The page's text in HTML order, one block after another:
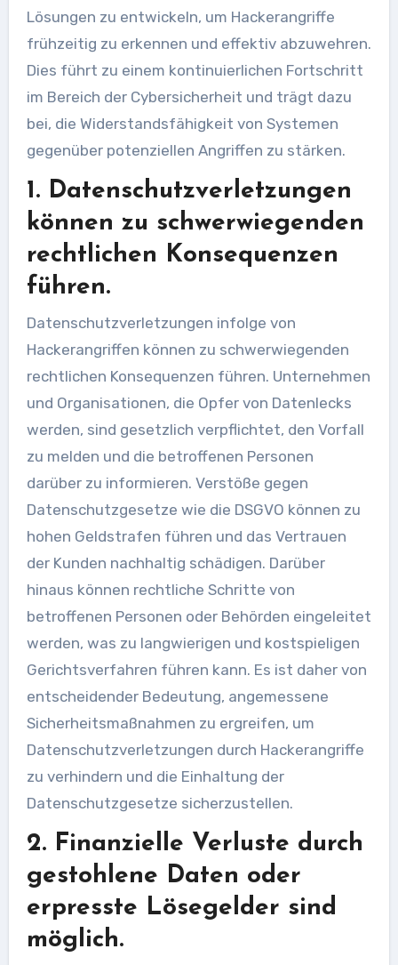
Lösungen zu entwickeln, um Hackerangriffe
frühzeitig zu erkennen und effektiv abzuwehren.
Dies führt zu einem kontinuierlichen Fortschritt
im Bereich der Cybersicherheit und trägt dazu
bei, die Widerstandsfähigkeit von Systemen
gegenüber potenziellen Angriffen zu stärken.
1. Datenschutzverletzungen
können zu schwerwiegenden
rechtlichen Konsequenzen
führen.
Datenschutzverletzungen infolge von
Hackerangriffen können zu schwerwiegenden
rechtlichen Konsequenzen führen. Unternehmen
und Organisationen, die Opfer von Datenlecks
werden, sind gesetzlich verpflichtet, den Vorfall
zu melden und die betroffenen Personen
darüber zu informieren. Verstöße gegen
Datenschutzgesetze wie die DSGVO können zu
hohen Geldstrafen führen und das Vertrauen
der Kunden nachhaltig schädigen. Darüber
hinaus können rechtliche Schritte von
betroffenen Personen oder Behörden eingeleitet
werden, was zu langwierigen und kostspieligen
Gerichtsverfahren führen kann. Es ist daher von
entscheidender Bedeutung, angemessene
Sicherheitsmaßnahmen zu ergreifen, um
Datenschutzverletzungen durch Hackerangriffe
zu verhindern und die Einhaltung der
Datenschutzgesetze sicherzustellen.
2. Finanzielle Verluste durch
gestohlene Daten oder
erpresste Lösegelder sind
möglich.